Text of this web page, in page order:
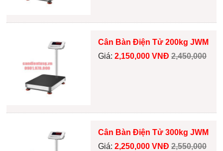
Cân Bàn Điện Tử 200kg JWM
Giá: 2,150,000 VNĐ 2,450,000
Cân Bàn Điện Tử 300kg JWM
Giá: 2,250,000 VNĐ 2,550,000